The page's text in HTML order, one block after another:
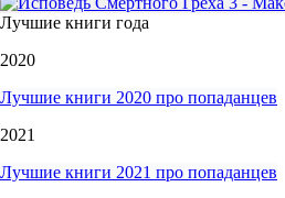
Лучшие книги года
2020
Лучшие книги 2020 про попаданцев
2021
Лучшие книги 2021 про попаданцев